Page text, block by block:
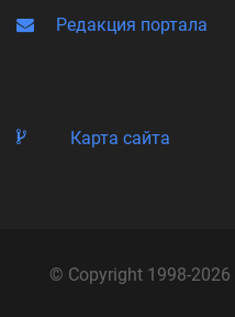
Редакция портала
Карта сайта
© Copyright 1998-